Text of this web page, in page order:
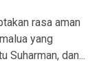
rasa aman
yang
Suharman, dan...